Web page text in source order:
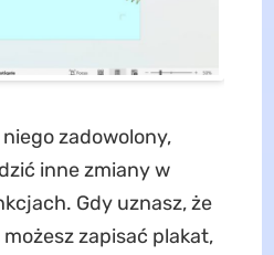
zadowolony,
inne zmiany w
Gdy uznasz, że
zapisać plakat,